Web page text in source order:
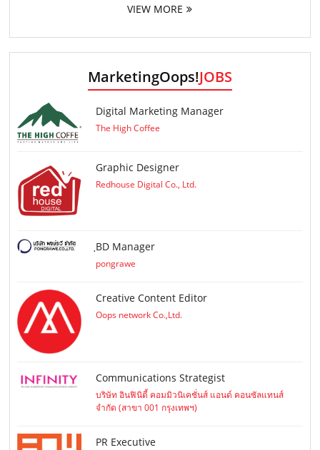
VIEW MORE
MarketingOops!JOBS
Digital Marketing Manager
The High Coffee
Graphic Designer
Redhouse Digital Co., Ltd.
ฺBD Manager
pongrawe
Creative Content Editor
Oops network Co.,Ltd.
Communications Strategist
บริษัท อินฟินิตี้ คอมมิวนิเคชั่นส์ แอนด์ คอนซัลแทนส์
จำกัด (สาขา 001 กรุงเทพฯ)
PR Executive